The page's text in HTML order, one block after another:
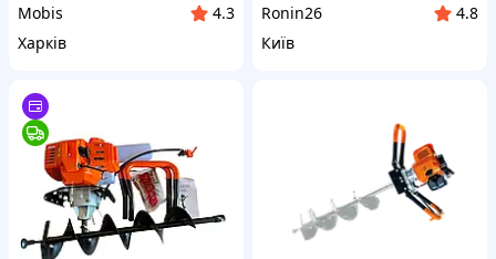
Mobis
4.3
Харків
Ronin26
4.8
Київ